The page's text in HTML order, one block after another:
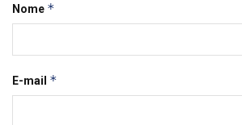
Nome *
E-mail *